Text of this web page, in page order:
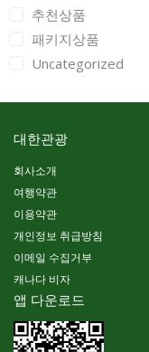
추천상품
패키지상품
Uncategorized
대한관광
회사소개
여행약관
이용약관
개인정보 취급방침
이메일 수집거부
캐나다 비자
앱 다운로드